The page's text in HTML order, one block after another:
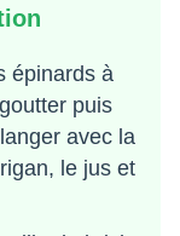
épinards à
puis
avec la
le jus et